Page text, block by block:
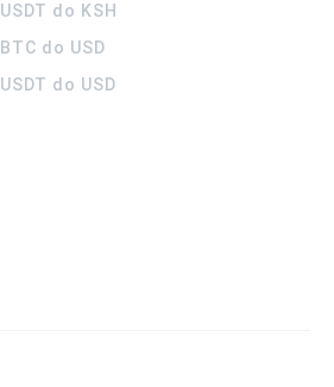
USDT do KSH
BTC do USD
USDT do USD